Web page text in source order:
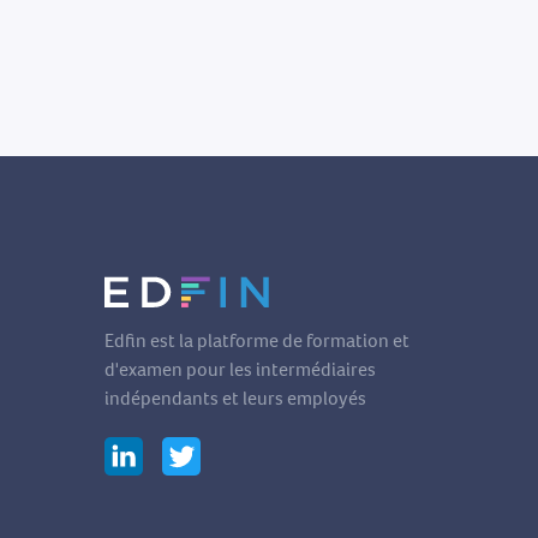
Edfin est la platforme de formation et
d'examen pour les intermédiaires
indépendants et leurs employés